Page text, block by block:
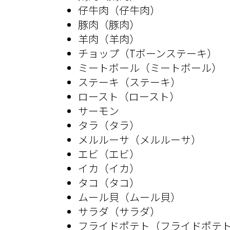
仔牛肉（仔牛肉）
豚肉（豚肉）
羊肉（羊肉）
チョップ（Tボーンステーキ）
ミートボール（ミートボール）
ステーキ（ステーキ）
ロースト（ロースト）
サーモン
タラ（タラ）
メルルーサ（メルルーサ）
エビ（エビ）
イカ（イカ）
タコ（タコ）
ムール貝（ムール貝）
サラダ（サラダ）
フライドポテト（フライドポテ